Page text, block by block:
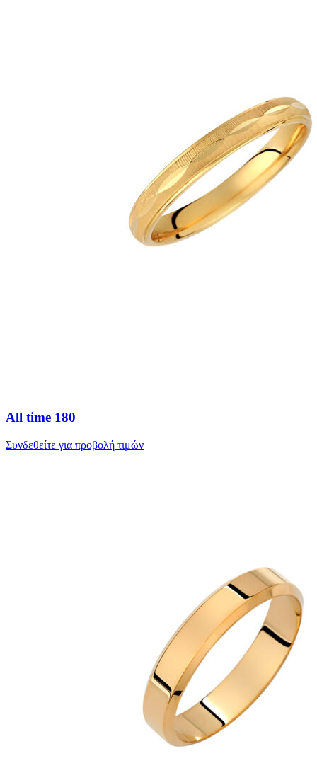
All time 180
Συνδεθείτε για προβολή τιμών